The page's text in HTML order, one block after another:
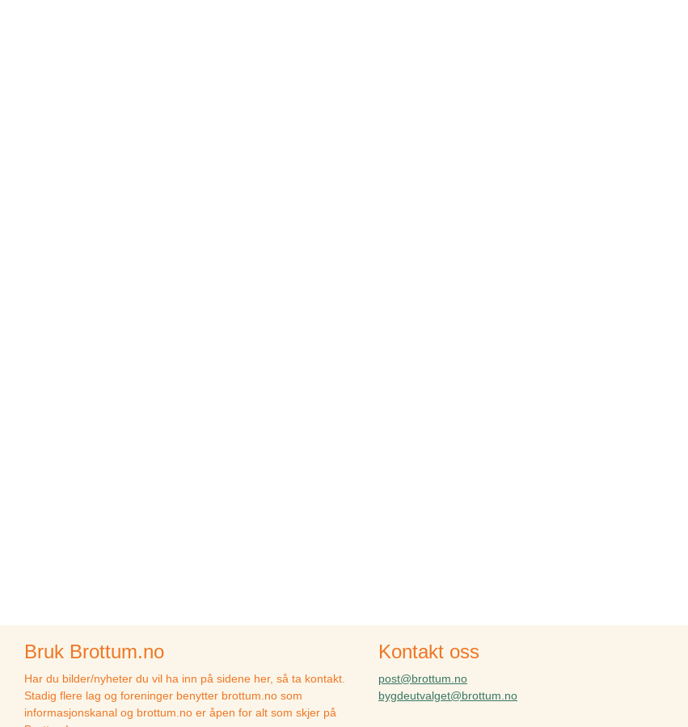
Bruk Brottum.no
Har du bilder/nyheter du vil ha inn på sidene her, så ta kontakt.
Stadig flere lag og foreninger benytter brottum.no som
informasjonskanal og brottum.no er åpen for alt som skjer på
Kontakt oss
post@brottum.no
bygdeutvalget@brottum.no